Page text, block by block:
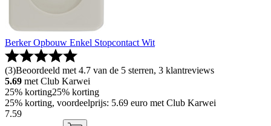
Berker Opbouw Enkel Stopcontact Wit
(3)Beoordeeld met 4.7 van de 5 sterren, 3 klantreviews
5.69 met Club Karwei
25% korting25% korting
25% korting, voordeelprijs: 5.69 euro met Club Karwei
7.59